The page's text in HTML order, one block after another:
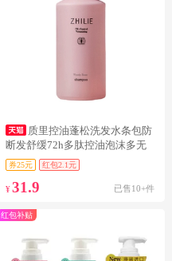
质里控油蓬松洗发水条包防
断发舒缓72h多肽控油泡沫多无
硅油
券25元 红包2.1元
¥31.9 已售10+件
红包补贴